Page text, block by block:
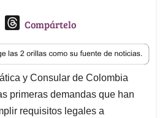
a
i
l
T
r
e
a
d
s
Compártelo
y Consular de Colombia
primeras demandas que han
requisitos legales a